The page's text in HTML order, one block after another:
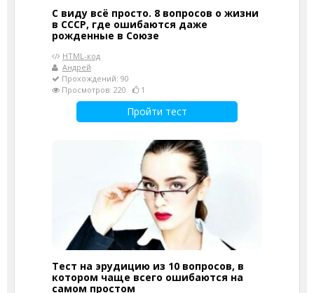
С виду всё просто. 8 вопросов о жизни
в СССР, где ошибаются даже
рожденные в Союзе
HTML-код
Андрей
Прохождений: 90
Просмотров: 220
1
Пройти тест
Тест на эрудицию из 10 вопросов, в
котором чаще всего ошибаются на
самом простом